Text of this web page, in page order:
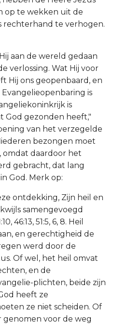
op te wekken uit de
rechterhand te verhogen.
aan de wereld gedaan
verlossing. Wat Hij voor
Hij ons geopenbaard, en
is
is
God gezonden heeft,"
van het verzegelde
bezongen moet
omdat daardoor het
gebracht, dat lang
God. Merk op:
ontdekking, Zijn heil en
samengevoegd
46:13, 51:5, 6, 8. Heil
en gerechtigheid de
werd door de
Of wel, het heil omvat
en de
plichten, beide zijn
heeft ze
ze niet scheiden. Of
genomen voor de weg